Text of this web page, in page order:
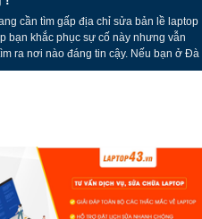
cần tìm gấp địa chỉ sửa bản lề laptop
bạn khắc phục sự cố này nhưng vẫn
ra nơi nào đáng tin cậy. Nếu bạn ở Đà
trung tâm sửa chữa Laptop43.vn -